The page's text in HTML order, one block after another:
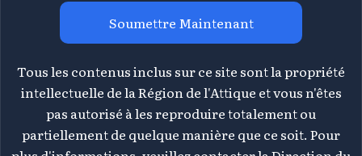
Soumettre Maintenant
Tous les contenus inclus sur ce site sont la propriété
intellectuelle de la Région de l'Attique et vous n'êtes
pas autorisé à les reproduire totalement ou
partiellement de quelque manière que ce soit. Pour